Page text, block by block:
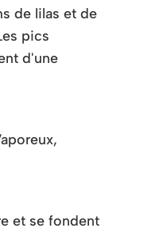
de lilas et de
pics
d'une
et se fondent